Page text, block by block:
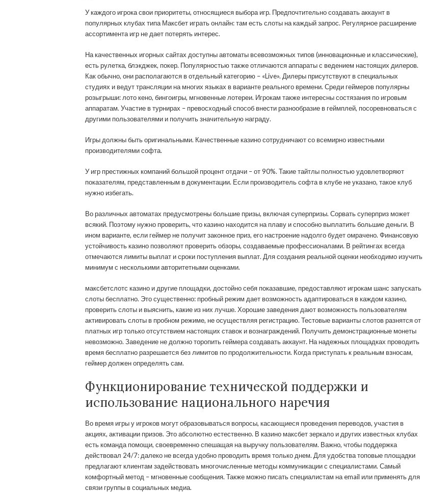
У каждого игрока свои приоритеты, относящиеся выбора игр. Предпочтительно создавать аккаунт в
популярных клубах типа Максбет играть онлайн: там есть слоты на каждый запрос. Регулярное расширение
ассортимента игр не дает потерять интерес.
На качественных игорных сайтах доступны автоматы всевозможных типов (инновационные и классические),
есть рулетка, блэкджек, покер. Популярностью также отличаются аппараты с ведением настоящих дилеров.
Как обычно, они располагаются в отдельный категорию – «Live». Дилеры присутствуют в специальных
студиях и ведут трансляции на многих языках в варианте реального времени. Среди геймеров популярны
розыгрыши: лото кено, бингоигры, мгновенные лотереи. Игрокам также интересны состязания по игровым
аппаратам. Участие в турнирах – превосходный способ внести разнообразие в геймплей, посоревноваться с
другими пользователями и получить значительную награду.
Игры должны быть оригинальными. Качественные казино сотрудничают со всемирно известными
производителями софта.
У игр престижных компаний большой процент отдачи – от 90%. Такие тайтлы полностью удовлетворяют
показателям, представленным в документации. Если производитель софта в клубе не указано, такое клуб
нужно избегать.
Во различных автоматах предусмотрены большие призы, включая суперпризы. Сорвать суперприз может
всякий. Поэтому нужно проверить, что казино находится на плаву и способно выплатить большие деньги. В
ином варианте, если геймер не получит законное приз, его настроение надолго будет омрачено. Финансовую
устойчивость казино позволяют проверить обзоры, создаваемые профессионалами. В рейтингах всегда
отмечаются лимиты выплат и сроки поступления выплат. Для создания реальной оценки необходимо изучить
минимум с несколькими авторитетными оценками.
максбетслотс казино и другие площадки, достойно себя показавшие, предоставляют игрокам шанс запускать
слоты бесплатно. Это существенно: пробный режим дает возможность адаптироваться в каждом казино,
проверить слоты и выяснить, какие из них лучше. Хорошие заведения дают возможность пользователям
активировать слоты в пробном режиме, не осуществляя регистрацию. Тестовые варианты слотов разнятся от
платных игр только отсутствием настоящих ставок и вознаграждений. Получить демонстрационные монеты
невозможно. Заведение не должно торопить геймера создавать аккаунт. На надежных площадках проводить
время бесплатно разрешается без лимитов по продолжительности. Когда приступать к реальным взносам,
геймер должен определять сам.
Функционирование технической поддержки и
использование национального наречия
Во время игры у игроков могут образовываться вопросы, касающиеся проведения переводов, участия в
акциях, активации призов. Это абсолютно естественно. В казино максбет зеркало и других известных клубах
есть команда помощи, своевременно спешащая на выручку пользователям. Важно, чтобы поддержка
действовал 24/7: далеко не всегда удобно проводить время только днем. Для удобства топовые площадки
предлагают клиентам задействовать многочисленные методы коммуникации с специалистами. Самый
комфортный метод – мгновенные сообщения. Также можно писать специалистам на email или применять для
связи группы в социальных медиа.